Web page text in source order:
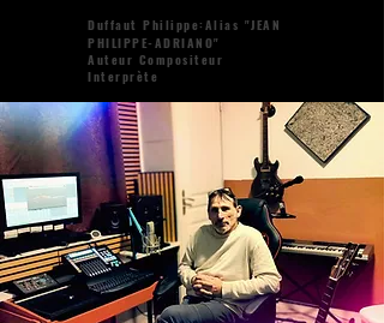
Duffaut Philippe:Alias "JEAN
PHILIPPE-ADRIANO"
Auteur Compositeur
Interprète